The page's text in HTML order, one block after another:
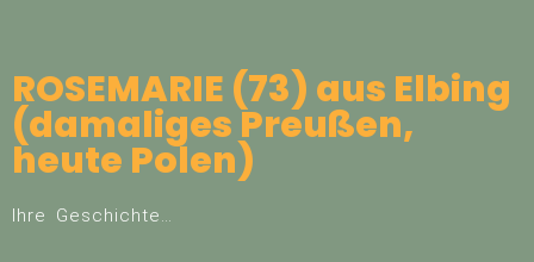
ROSEMARIE (73) aus Elbing
(damaliges Preußen,
heute Polen)
Ihre Geschichte…